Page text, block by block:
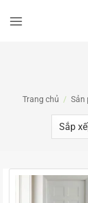
qua
Trang chủ / Sản